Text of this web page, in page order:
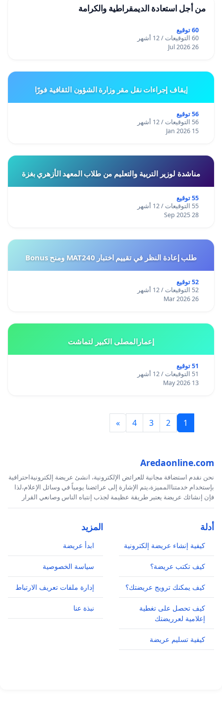
من أجل استعادة الديمقراطية والكرامة
60 توقيع
60 التوقيعات / 12 أشهر
26 Jul 2026
إيقاف إجراءات نقل مقر وزارة الشؤون الثقافية فورًا
56 توقيع
56 التوقيعات / 12 أشهر
15 Jan 2026
مناشدة لوزير التربية والتعليم من طلاب المعهد الأزهري بغزة
55 توقيع
55 التوقيعات / 12 أشهر
28 Sep 2025
طلب إعادة النظر في تقييم اختبار MAT240 ومنح Bonus
52 توقيع
52 التوقيعات / 12 أشهر
26 Mar 2026
إعمارالمصلى الكبير لتماشت
51 توقيع
51 التوقيعات / 12 أشهر
13 May 2026
1
2
3
4
»
Aredaonline.com
نحن نقدم استضافة مجانية للعرائض الإلكترونية، انشئ عريضة إلكترونيةاحترافية
بإستخدام خدمتناالمميزة،يتم الإشارة إلى عرائضنا يومياً في وسائل الإعلام،لذا
فإن إنشائك عريضة يعتبر طريقة عظيمة لجذب إنتباه الناس وصانعي القرار
أدلة
كيفية إنشاء عريضة إلكترونية
كيف تكتب عريضة؟
كيف يمكنك ترويج عريضتك؟
كيف تحصل على تغطية
إعلامية لعرريضتك
كيفية تسليم عريضة
المزيد
ابدأ عريضة
سياسة الخصوصية
إدارة ملفات تعريف الارتباط
نبذة عنا